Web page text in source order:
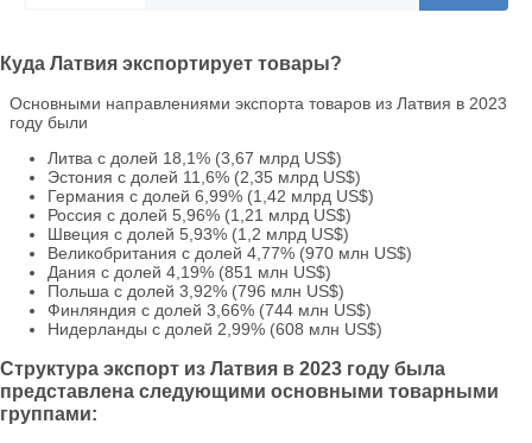
Куда Латвия экспортирует товары?
Основными направлениями экспорта товаров из Латвия в 2023
году были
Литва с долей 18,1% (3,67 млрд US$)
Эстония с долей 11,6% (2,35 млрд US$)
Германия с долей 6,99% (1,42 млрд US$)
Россия с долей 5,96% (1,21 млрд US$)
Швеция с долей 5,93% (1,2 млрд US$)
Великобритания с долей 4,77% (970 млн US$)
Дания с долей 4,19% (851 млн US$)
Польша с долей 3,92% (796 млн US$)
Финляндия с долей 3,66% (744 млн US$)
Нидерланды с долей 2,99% (608 млн US$)
Структура экспорт из Латвия в 2023 году была
представлена следующими основными товарными
группами: